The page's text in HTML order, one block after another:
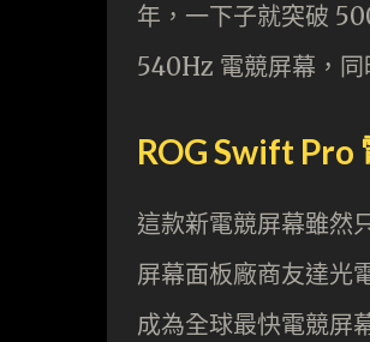
年，一下子就突破
540Hz 電競屏幕，同
ROG Swift Pro
這款新電競屏幕雖然
屏幕面板廠商友達光
成為全球最快電競屏